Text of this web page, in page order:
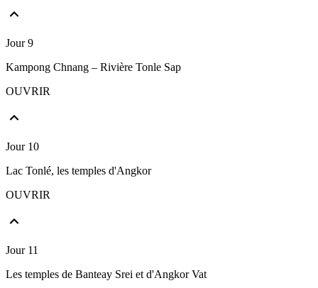
Jour 9
Kampong Chnang – Rivière Tonle Sap
OUVRIR
Jour 10
Lac Tonlé, les temples d'Angkor
OUVRIR
Jour 11
Les temples de Banteay Srei et d'Angkor Vat